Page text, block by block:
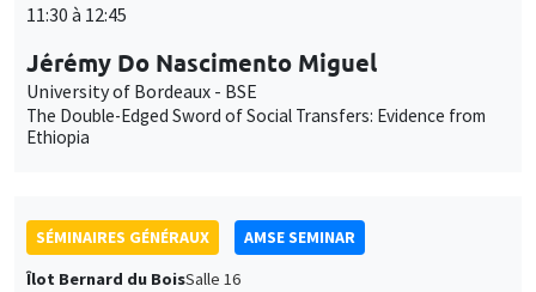
11:30 à 12:45
Jérémy Do Nascimento Miguel
University of Bordeaux - BSE
The Double-Edged Sword of Social Transfers: Evidence from
Ethiopia
SÉMINAIRES GÉNÉRAUX
AMSE SEMINAR
Îlot Bernard du BoisSalle 16